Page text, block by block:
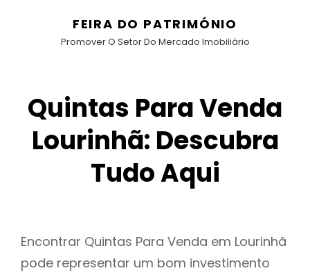
FEIRA DO PATRIMÓNIO
Promover O Setor Do Mercado Imobiliário
Quintas Para Venda
Lourinhã: Descubra
Tudo Aqui
Encontrar Quintas Para Venda em Lourinhã
pode representar um bom investimento